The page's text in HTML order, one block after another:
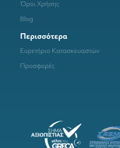
Όροι Χρήσης
Blog
Περισσότερα
Ευρετήριο Κατασκευαστών
Προσφορές